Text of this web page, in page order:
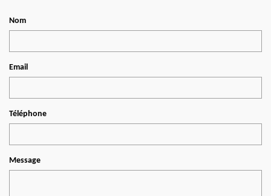
Nom
Email
Téléphone
Message